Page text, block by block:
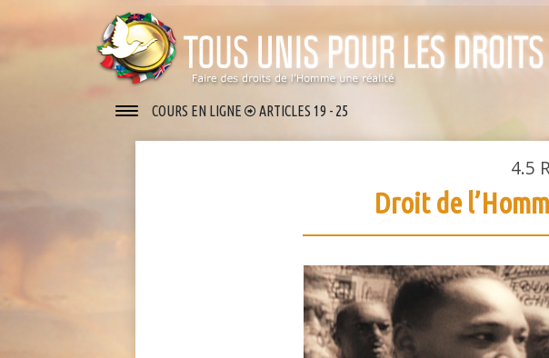
COURS EN LIGNE ARTICLES 19 - 25
4.5
Droit de